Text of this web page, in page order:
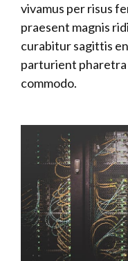
vivamus per risus
praesent magnis
curabitur sagittis
parturient pharetra
commodo.